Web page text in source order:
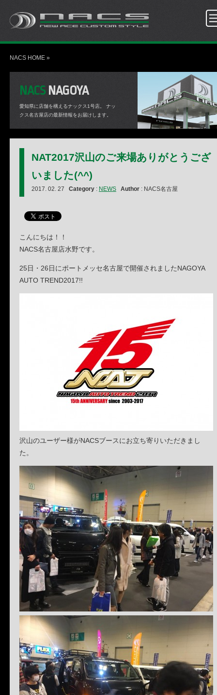
NACS HOME »
NACSNAGOYA
愛知県に店舗を構えるナックス1号店。
ナッ
クス名古屋店の最新情報をお届けします。
NAT2017沢山のご来場ありがとうござ
いました(^^)
2017. 02. 27 Category : NEWS Author : NACS名古屋
こんにちは！！
NACS名古屋店水野です。
25日・26日にポートメッセ名古屋で開催されましたNAGOYA
AUTO TREND2017!!
沢山のユーザー様がNACSブースにお立ち寄りいただきまし
た。